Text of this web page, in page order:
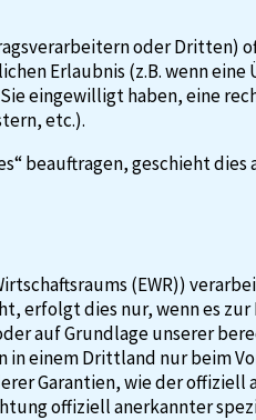
oder Dritten)
Erlaubnis (z.B. wenn
eingewilligt haben, eine
etc.).
beauftragen, geschieht dies
(EWR))
erfolgt dies nur, wenn es
auf Grundlage unserer
einem Drittland nur beim
Garantien, wie der
offiziell anerkannter